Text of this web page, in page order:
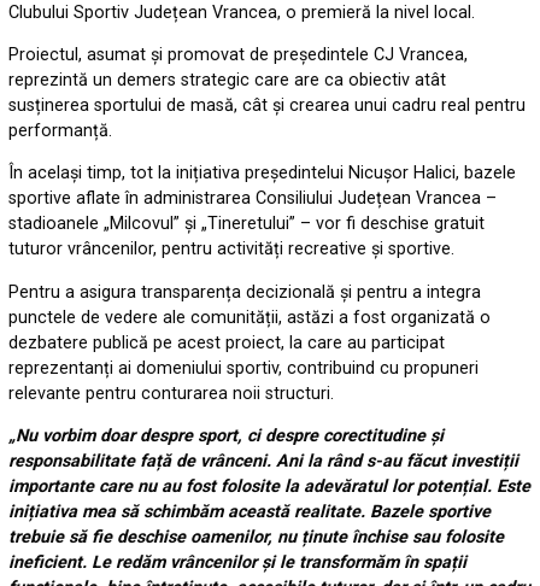
Clubului Sportiv Județean Vrancea, o premieră la nivel local.
Proiectul, asumat și promovat de președintele CJ Vrancea,
reprezintă un demers strategic care are ca obiectiv atât
susținerea sportului de masă, cât și crearea unui cadru real pentru
performanță.
În același timp, tot la inițiativa președintelui Nicușor Halici, bazele
sportive aflate în administrarea Consiliului Județean Vrancea –
stadioanele „Milcovul” și „Tineretului” – vor fi deschise gratuit
tuturor vrâncenilor, pentru activități recreative și sportive.
Pentru a asigura transparența decizională și pentru a integra
punctele de vedere ale comunității, astăzi a fost organizată o
dezbatere publică pe acest proiect, la care au participat
reprezentanți ai domeniului sportiv, contribuind cu propuneri
relevante pentru conturarea noii structuri.
„Nu vorbim doar despre sport, ci despre corectitudine și
responsabilitate față de vrânceni. Ani la rând s-au făcut investiții
importante care nu au fost folosite la adevăratul lor potențial. Este
inițiativa mea să schimbăm această realitate. Bazele sportive
trebuie să fie deschise oamenilor, nu ținute închise sau folosite
ineficient. Le redăm vrâncenilor și le transformăm în spații